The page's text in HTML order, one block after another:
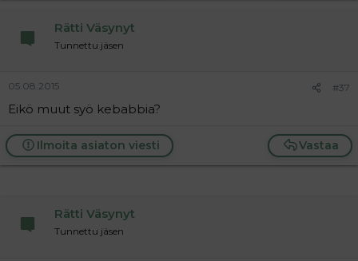
Rätti Väsynyt
Tunnettu jäsen
05.08.2015 #37
Eikö muut syö kebabbia?
Vastaa
Ilmoita asiaton viesti
Rätti Väsynyt
Tunnettu jäsen